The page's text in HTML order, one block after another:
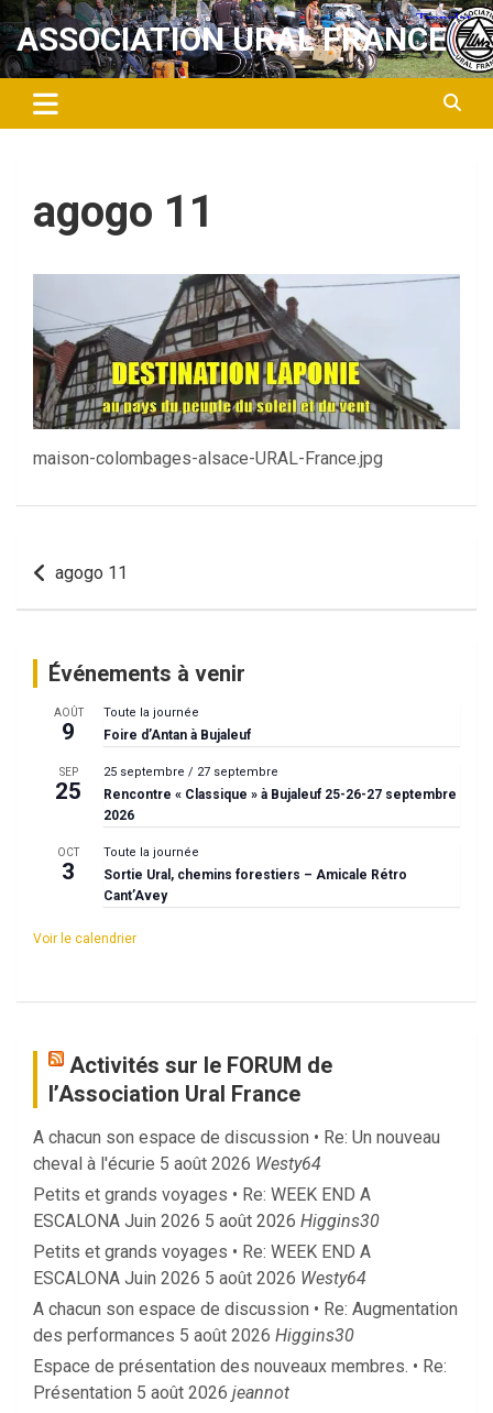
Aller
au
contenu
ASSOCIATION URAL FRANCE
agogo 11
maison-colombages-alsace-URAL-France.jpg
Navigation
agogo 11
Événements à venir
AOÛT
9
Toute la journée
Foire d’Antan à Bujaleuf
SEP
25
25 septembre / 27 septembre
Rencontre « Classique » à Bujaleuf 25-26-27 septembre
2026
OCT
3
Toute la journée
Sortie Ural, chemins forestiers – Amicale Rétro
Cant’Avey
Voir le calendrier
Activités sur le FORUM de
l’Association Ural France
A chacun son espace de discussion • Re: Un nouveau
cheval à l'écurie 5 août 2026 Westy64
Petits et grands voyages • Re: WEEK END A
ESCALONA Juin 2026 5 août 2026 Higgins30
Petits et grands voyages • Re: WEEK END A
ESCALONA Juin 2026 5 août 2026 Westy64
A chacun son espace de discussion • Re: Augmentation
des performances 5 août 2026 Higgins30
Espace de présentation des nouveaux membres. • Re:
Présentation 5 août 2026 jeannot